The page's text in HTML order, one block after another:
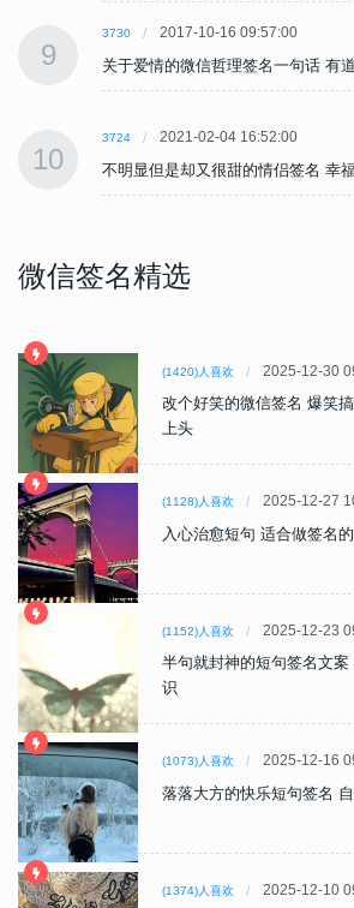
9
3730 2017-10-16 09:57:00
关于爱情的微信哲理签名一句话 有
10
3724 2021-02-04 16:52:00
不明显但是却又很甜的情侣签名 幸
微信签名精选
(1420)人喜欢 2025-12-30
改个好笑的微信签名 爆笑
上头
(1128)人喜欢 2025-12-27
入心治愈短句 适合做签名
(1152)人喜欢 2025-12-23
半句就封神的短句签名文
识
(1073)人喜欢 2025-12-16
落落大方的快乐短句签名
(1374)人喜欢 2025-12-10